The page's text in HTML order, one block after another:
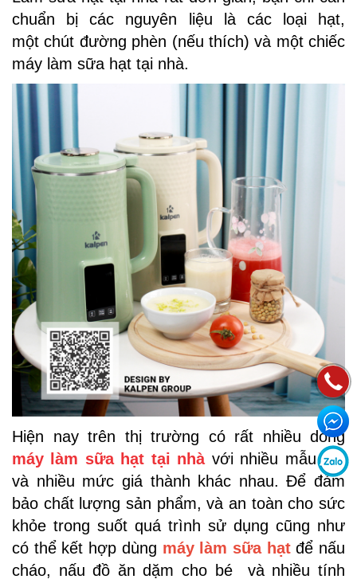
chuẩn bị các nguyên liệu là các loại hạt,
một chút đường phèn (nếu thích) và một chiếc
máy làm sữa hạt tại nhà.
Hiện nay trên thị trường có rất nhiều dòng
máy làm sữa hạt tại nhàvới nhiều mẫu mã
và nhiều mức giá thành khác nhau. Để đảm
bảo chất lượng sản phẩm, và an toàn cho sức
khỏe trong suốt quá trình sử dụng cũng như
có thể kết hợp dùng máy làm sữa hạtđể nấu
cháo, nấu đồ ăn dặm cho bé và nhiều tính